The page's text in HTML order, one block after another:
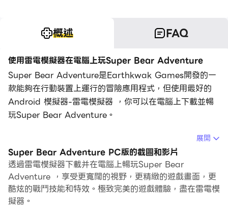
概述 FAQ
使用雷電模擬器在電腦上玩Super Bear Adventure
Super Bear Adventure是Earthkwak Games開發的一
款能夠在行動裝置上運行的冒險應用程式，但使用最好的
Android 模擬器-雷電模擬器 ，你可以在電腦上下載並暢
玩Super Bear Adventure。
在電腦上運行Super Bear Adventure，您可以在大螢幕
上清晰地瀏覽, 而用滑鼠和鍵盤操控應用程式比用觸摸屏鍵
盤要快得多，同時你將永遠不必擔心設備的電量問題。
通過多開和同步功能，你甚至可以在PC上運行多個應用程
式和帳戶。
展開
Super Bear Adventure PC版的截圖和影片
透過雷電模擬器下載并在電腦上暢玩Super Bear
Adventure ，享受更寬闊的視野，更精緻的遊戲畫面，更
酷炫的戰鬥技能和特效。極致完美的遊戲體驗，盡在雷電模
擬器。